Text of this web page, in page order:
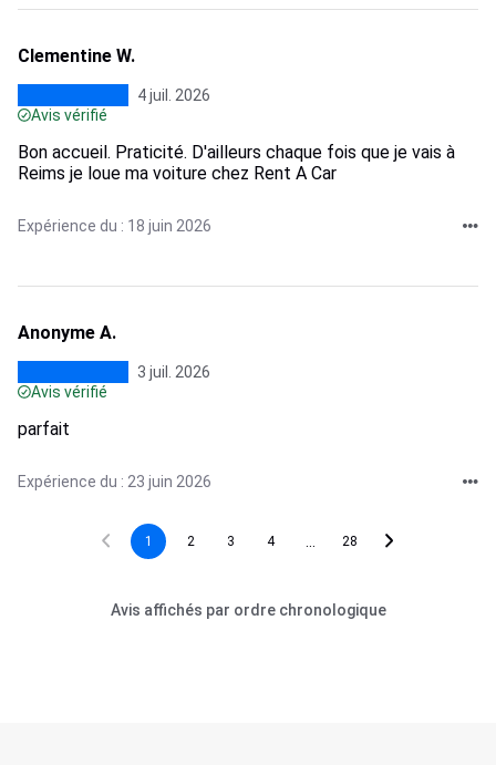
Clementine W.
4 juil. 2026
Avis vérifié
Bon accueil. Praticité. D'ailleurs chaque fois que je vais à
Reims je loue ma voiture chez Rent A Car
Expérience du : 18 juin 2026
Anonyme A.
3 juil. 2026
Avis vérifié
parfait
Expérience du : 23 juin 2026
1 2 3 4 28
Avis affichés par ordre chronologique